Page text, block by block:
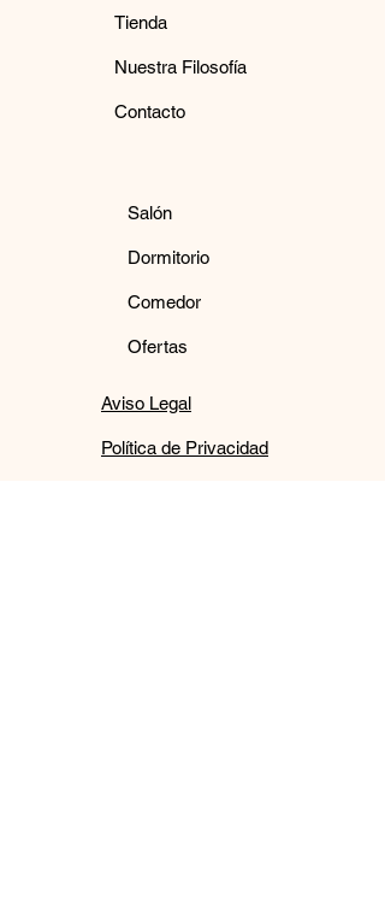
Tienda
Nuestra Filosofía
Contacto
Salón
Dormitorio
Comedor
Ofertas
Aviso Legal
Política de Privacidad